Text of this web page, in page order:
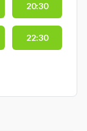
20:30
22:30